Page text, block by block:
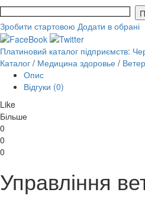
Зробити стартовою Додати в обрані
Платиновий каталог підприємств:
Каталог / Медицина здоровье /
Опис
Відгуки (0)
Like
Більше
0
0
0
Управління